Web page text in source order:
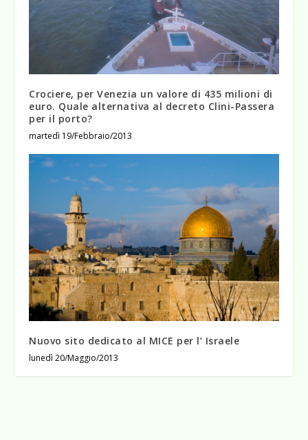
Crociere, per Venezia un valore di 435 milioni di
euro. Quale alternativa al decreto Clini-Passera
per il porto?
martedì 19/Febbraio/2013
Nuovo sito dedicato al MICE per l’ Israele
lunedì 20/Maggio/2013